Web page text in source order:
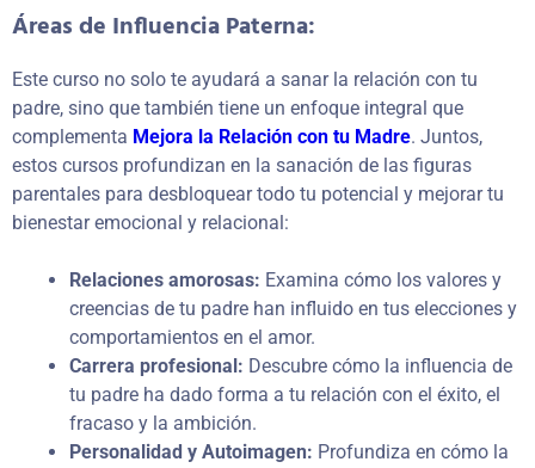
Áreas de Influencia Paterna:
Este curso no solo te ayudará a sanar la relación con tu
padre, sino que también tiene un enfoque integral que
complementa Mejora la Relación con tu Madre. Juntos,
estos cursos profundizan en la sanación de las figuras
parentales para desbloquear todo tu potencial y mejorar tu
bienestar emocional y relacional:
Relaciones amorosas: Examina cómo los valores y
creencias de tu padre han influido en tus elecciones y
comportamientos en el amor.
Carrera profesional: Descubre cómo la influencia de
tu padre ha dado forma a tu relación con el éxito, el
fracaso y la ambición.
Personalidad y Autoimagen: Profundiza en cómo la